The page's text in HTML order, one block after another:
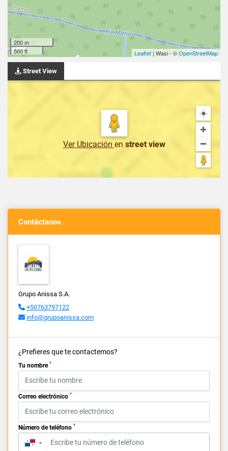
200 m
500 ft
Leaflet | Wasi - ©OpenStreetMap
Street View
Ver Ubicación en street view
Contáctanos
Grupo Anissa S.A.
+50763797122
info@grupoanissa.com
¿Prefieres que te contactemos?
Tu nombre *
Correo electrónico *
Número de teléfono *
▼